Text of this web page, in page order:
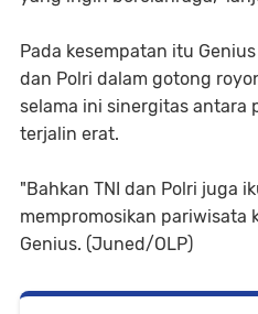
Pada kesempatan itu
dan Polri dalam gotong
selama ini sinergitas antara
terjalin erat.
"Bahkan TNI dan Polri juga
mempromosikan pariwisata
Genius. (Juned/OLP)